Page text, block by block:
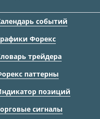
событий
Форекс
трейдера
паттерны
позиций
сигналы